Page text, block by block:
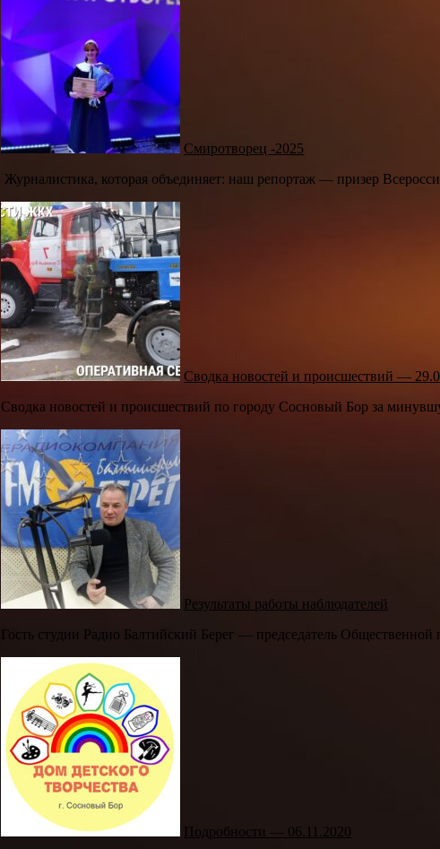
Смиротворец -2025
Журналистика, которая объединяет: наш репортаж — призер
Сводка новостей и происшествий —
Сводка новостей и происшествий по городу Сосновый Бор за
Результаты работы наблюдателей
Гость студии Радио Балтийский Берег — председатель
Подробности — 06.11.2020